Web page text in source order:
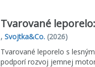
Tvarované
, Svojtka&Co.(2026)
Tvarované leporelo s
podporí rozvoj jemnej